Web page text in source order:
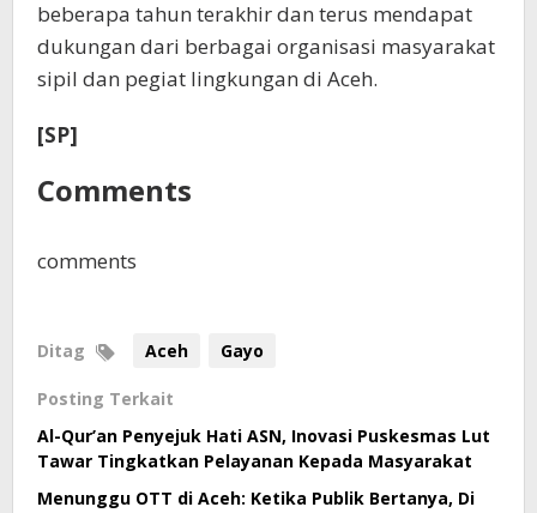
beberapa tahun terakhir dan terus mendapat
dukungan dari berbagai organisasi masyarakat
sipil dan pegiat lingkungan di Aceh.
[SP]
Comments
comments
Ditag Aceh Gayo
Posting Terkait
Al-Qur’an Penyejuk Hati ASN, Inovasi Puskesmas Lut
Tawar Tingkatkan Pelayanan Kepada Masyarakat
Menunggu OTT di Aceh: Ketika Publik Bertanya, Di